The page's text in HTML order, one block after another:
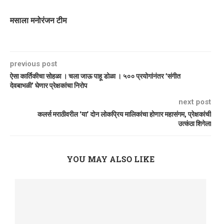
मसाला मनोरंजन टीम
previous post
ऐसा कार्तिकीचा सोहळा । चला जाऊ पाहू डोळा । ५०० प्रयोगांनंतर ‘संगीत
देवबाभळी’ घेणार प्रेक्षकांचा निरोप
next post
कलर्स मराठीवरील ‘या’ दोन लोकप्रिय मालिकांचा होणार महासंगम, प्रेक्षकांची
उत्कंठा शिगेला
YOU MAY ALSO LIKE